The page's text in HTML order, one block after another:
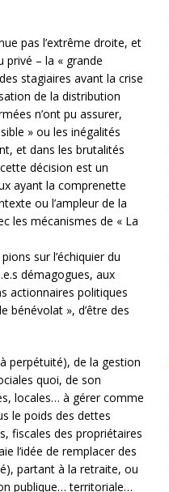
pas l’extrême droite, et
privé – la « grande
stagiaires avant la crise
de la distribution
n’ont pu assurer,
» ou les inégalités
et dans les brutalités
décision est un
ayant la comprenette
ou l’ampleur de la
les mécanismes de « La
sur l’échiquier du
démagogues, aux
actionnaires politiques
bénévolat », d’être des
perpétuité), de la gestion
quoi, de son
locales… à gérer comme
le poids des dettes
fiscales des propriétaires
l’idée de remplacer des
partant à la retraite, ou
publique… territoriale…